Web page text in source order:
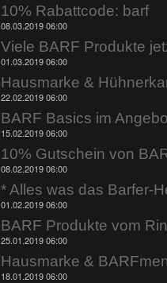
10% Rabattcode: barf
08.03.2019 06:00
01.03.2019 06:00
22.02.2019 06:00
BARF Basics im
15.02.2019 06:00
10% Gutschein von
08.02.2019 06:00
* Alles was das Barfer-
01.02.2019 06:00
BARF Produkte vom
25.01.2019 06:00
18.01.2019 06:00